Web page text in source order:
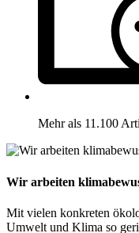
Mehr als 11.100
Wir arbeiten
Mit vielen konkreten
Umwelt und Klima so